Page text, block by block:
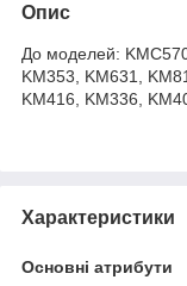
Опис
До моделей:
KM353, KM631,
KM416, KM336,
Характеристики
Основні атрибути